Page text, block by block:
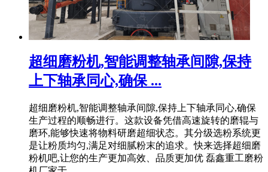
超细磨粉机,智能调整轴承间隙,保持
上下轴承同心,确保 ...
超细磨粉机,智能调整轴承间隙,保持上下轴承同心,确保
生产过程的顺畅进行。这款设备凭借高速旋转的磨辊与
磨环,能够快速将物料研磨超细状态。其分级选粉系统更
是让粉质均匀,满足对细腻粉末的追求。快来选择超细磨
粉机吧,让您的生产更加高效、品质更加优 磊鑫重工磨粉